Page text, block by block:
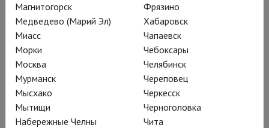
«Снегурочка» – второй (после
«Жития Спиридона Расторгуева»
няганский спектакль Филиппа
Гуревича, «Калечина» – второй (
«Звёздного часа по местному
) няганский спектакль
Сойжин Жамбаловой (почему они –
Магнитогорск
Медведево (Марий Эл)
Миасс
Морки
Москва
Мурманск
Мысхако
Мытищи
Набережные Челны
Фрязино
Хабаровск
Чапаевск
Чебоксары
Челябинск
Череповец
Черкесск
Черноголовка
Чита